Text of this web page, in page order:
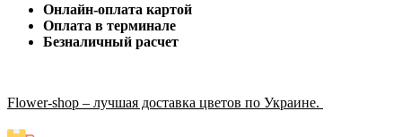
Онлайн-оплата картой
Оплата в терминале
Безналичный расчет
Flower-shop – лучшая доставка цветов по Украине.